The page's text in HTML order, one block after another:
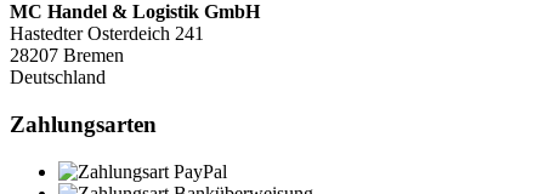
MC Handel & Logistik GmbH
Hastedter Osterdeich 241
28207 Bremen
Deutschland
Zahlungsarten